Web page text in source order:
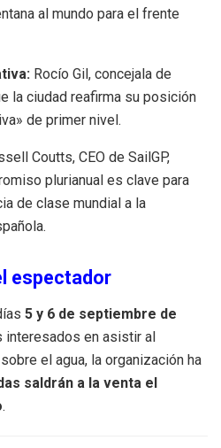
al mundo para el frente
Rocío Gil, concejala de
la ciudad reafirma su posición
de primer nivel.
Coutts, CEO de SailGP,
plurianual es clave para
de clase mundial a la
espectador
5 y 6 de septiembre de
interesados en asistir al
el agua, la organización ha
saldrán a la venta el
.